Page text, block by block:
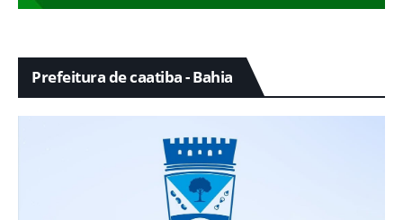
Prefeitura de caatiba - Bahia